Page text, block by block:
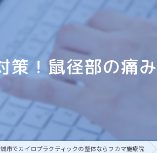
策！鼠径部の痛
市でカイロプラクティックの整体ならフカマ施療院